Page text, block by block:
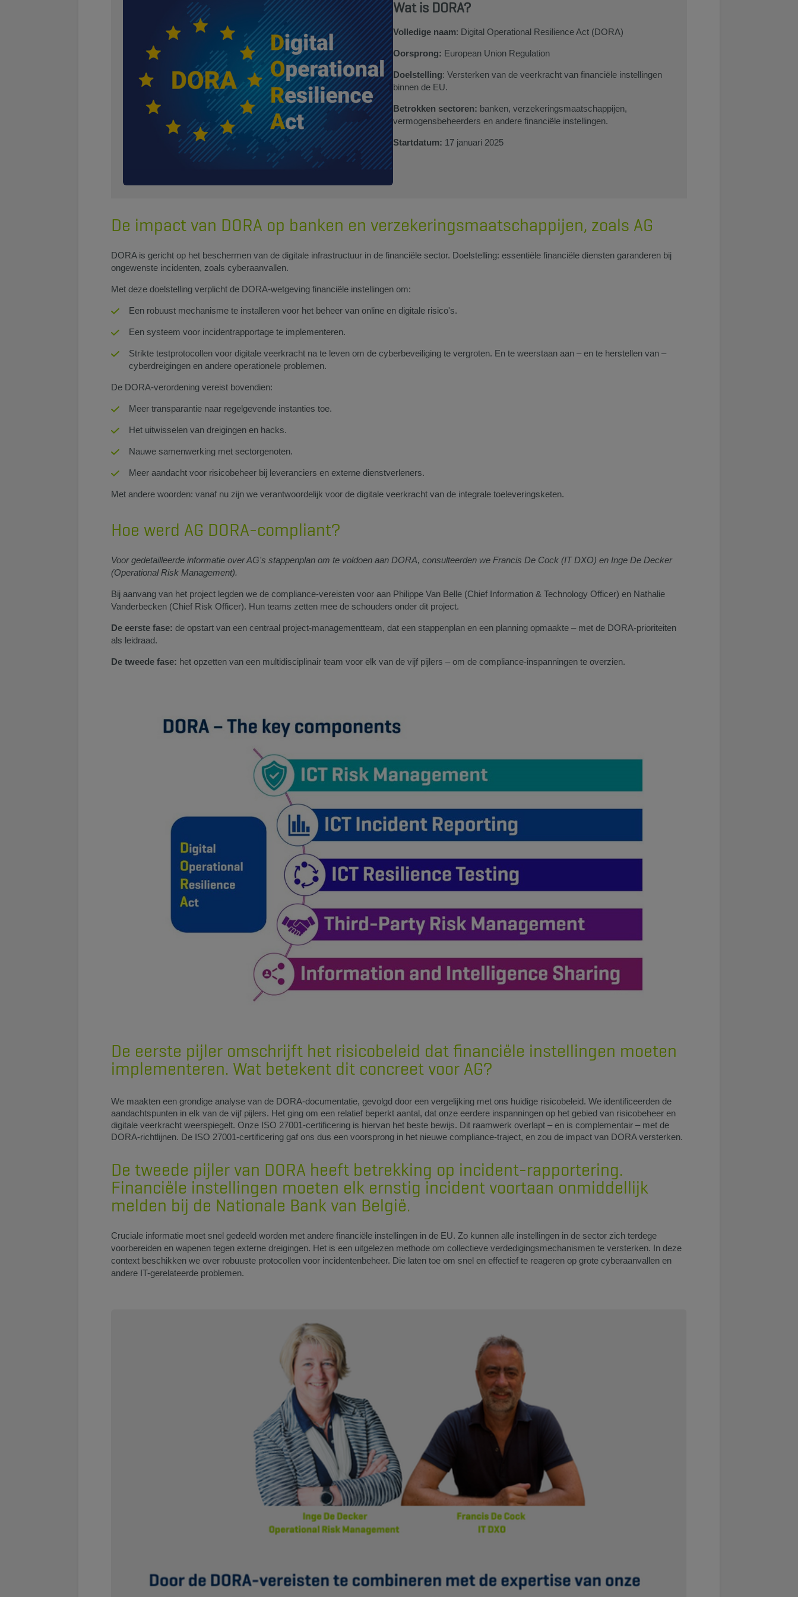
Wat is DORA?
Volledige naam: Digital Operational Resilience Act (DORA)
Oorsprong: European Union Regulation
Doelstelling: Versterken van de veerkracht van financiële instellingen
binnen de EU.
Betrokken sectoren: banken, verzekeringsmaatschappijen,
vermogensbeheerders en andere financiële instellingen.
Startdatum: 17 januari 2025
De impact van DORA op banken en verzekeringsmaatschappijen, zoals AG
DORA is gericht op het beschermen van de digitale infrastructuur in de financiële sector. Doelstelling: essentiële financiële diensten garanderen bij
ongewenste incidenten, zoals cyberaanvallen.
Met deze doelstelling verplicht de DORA-wetgeving financiële instellingen om:
Een robuust mechanisme te installeren voor het beheer van online en digitale risico's.
Een systeem voor incidentrapportage te implementeren.
Strikte testprotocollen voor digitale veerkracht na te leven om de cyberbeveiliging te vergroten. En te weerstaan aan – en te herstellen van –
cyberdreigingen en andere operationele problemen.
De DORA-verordening vereist bovendien:
Meer transparantie naar regelgevende instanties toe.
Het uitwisselen van dreigingen en hacks.
Nauwe samenwerking met sectorgenoten.
Meer aandacht voor risicobeheer bij leveranciers en externe dienstverleners.
Met andere woorden: vanaf nu zijn we verantwoordelijk voor de digitale veerkracht van de integrale toeleveringsketen.
Hoe werd AG DORA-compliant?
Voor gedetailleerde informatie over AG's stappenplan om te voldoen aan DORA, consulteerden we Francis De Cock (IT DXO) en Inge De Decker
(Operational Risk Management).
Bij aanvang van het project legden we de compliance-vereisten voor aan Philippe Van Belle (Chief Information & Technology Officer) en Nathalie
Vanderbecken (Chief Risk Officer). Hun teams zetten mee de schouders onder dit project.
De eerste fase: de opstart van een centraal project-managementteam, dat een stappenplan en een planning opmaakte – met de DORA-prioriteiten
als leidraad.
De tweede fase: het opzetten van een multidisciplinair team voor elk van de vijf pijlers – om de compliance-inspanningen te overzien.
De eerste pijler omschrijft het risicobeleid dat financiële instellingen moeten
implementeren. Wat betekent dit concreet voor AG?
We maakten een grondige analyse van de DORA-documentatie, gevolgd door een vergelijking met ons huidige risicobeleid. We identificeerden de
aandachtspunten in elk van de vijf pijlers. Het ging om een relatief beperkt aantal, dat onze eerdere inspanningen op het gebied van risicobeheer en
digitale veerkracht weerspiegelt. Onze ISO 27001-certificering is hiervan het beste bewijs. Dit raamwerk overlapt – en is complementair – met de
DORA-richtlijnen. De ISO 27001-certificering gaf ons dus een voorsprong in het nieuwe compliance-traject, en zou de impact van DORA versterken.
De tweede pijler van DORA heeft betrekking op incident-rapportering.
Financiële instellingen moeten elk ernstig incident voortaan onmiddellijk
melden bij de Nationale Bank van België.
Cruciale informatie moet snel gedeeld worden met andere financiële instellingen in de EU. Zo kunnen alle instellingen in de sector zich terdege
voorbereiden en wapenen tegen externe dreigingen. Het is een uitgelezen methode om collectieve verdedigingsmechanismen te versterken. In deze
context beschikken we over robuuste protocollen voor incidentenbeheer. Die laten toe om snel en effectief te reageren op grote cyberaanvallen en
andere IT-gerelateerde problemen.